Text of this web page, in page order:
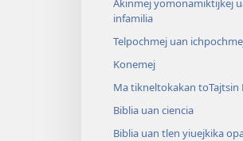
Akinmej yomonamiktijkej
infamilia
Telpochmej uan
Konemej
Ma tikneltokakan toTajtsin
Biblia uan ciencia
Biblia uan tlen yiuejkika